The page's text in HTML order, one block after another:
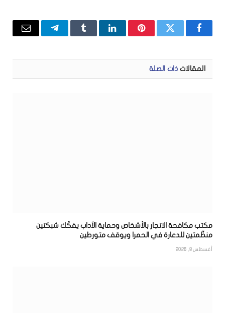
فيسبوكتويتر بينتيريستلينكدإنTumblrتيلقرامالبريد
المقالات ذات الصلة
مكتب مكافحة الاتجار بالأشخاص وحماية الآداب يفكّك شبكتين
منظّمتين للدعارة في الحمرا ويوقف متورطين
أغسطس 8, 2026